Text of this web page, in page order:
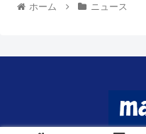
ホーム ニュース